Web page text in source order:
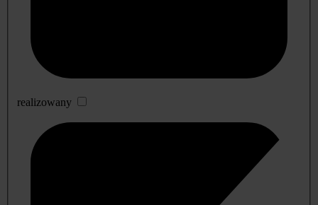
realizowany